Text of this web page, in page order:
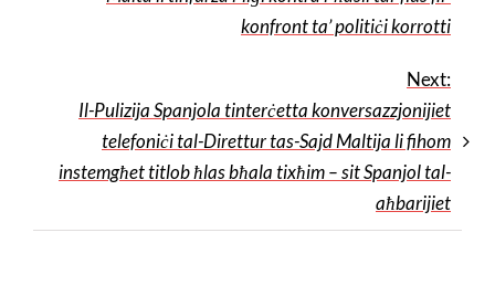
konfront ta’ politiċi korrotti
Next:
Il-Pulizija Spanjola tinterċetta konversazzjonijiet
telefoniċi tal-Direttur tas-Sajd Maltija li fihom
instemgħet titlob ħlas bħala tixħim – sit Spanjol tal-
aħbarijiet